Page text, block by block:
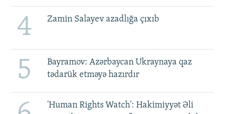
4 Zamin Salayev azadlığa çıxıb
5
Bayramov: Azərbaycan Ukraynaya qaz
tədarük etməyə hazırdır
'Human Rights Watch': Hakimiyyət Əli